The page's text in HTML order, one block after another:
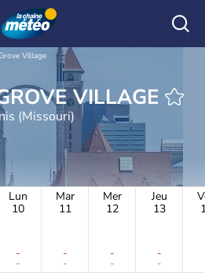
Village
GROVE VILLAGE
(Missouri)
Lun
10
-
-
Mar
11
-
-
Mer
12
-
-
Jeu
13
-
-